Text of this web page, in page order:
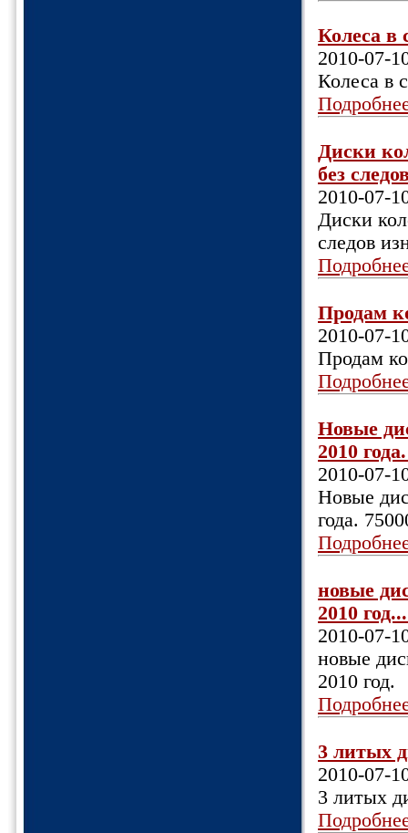
Колеса в
2010-07-
Колеса в
Диски
без
2010-07-
Диски
следов
Продам
2010-07-
Продам
Новые
2010
2010-07-
Новые
года.
новые
2010
2010-07-
новые
2010 год.
3 литых
2010-07-
3 литых